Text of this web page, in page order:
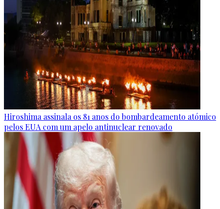
Hiroshima assinala os 81 anos do bombardeamento atómico
pelos EUA com um apelo antinuclear renovado